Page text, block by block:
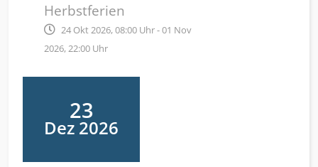
Herbstferien
24 Okt 2026, 08:00 Uhr - 01 Nov
2026, 22:00 Uhr
23
Dez 2026